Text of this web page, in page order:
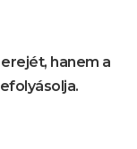
hanem a